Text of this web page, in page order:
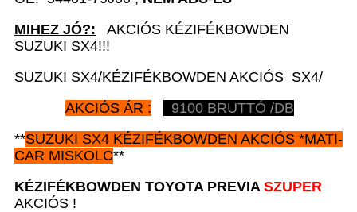
MIHEZ JÓ?: AKCIÓS KÉZIFÉKBOWDEN
SUZUKI SX4!!!
SUZUKI SX4/KÉZIFÉKBOWDEN AKCIÓS SX4/
AKCIÓS ÁR :
9100 BRUTTÓ /DB
**SUZUKI SX4 KÉZIFÉKBOWDEN AKCIÓS *MATI-
CAR MISKOLC**
KÉZIFÉKBOWDEN TOYOTA PREVIA SZUPER
AKCIÓS !